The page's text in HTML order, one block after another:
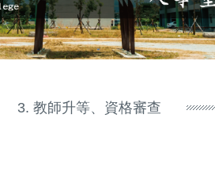
3. 教師升等、資格審查